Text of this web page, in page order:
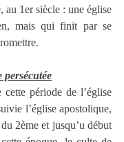
au 1er siècle : une église
mais qui finit par se
persécutée
cette période de l’église
l’église apostolique,
2ème et jusqu’u début